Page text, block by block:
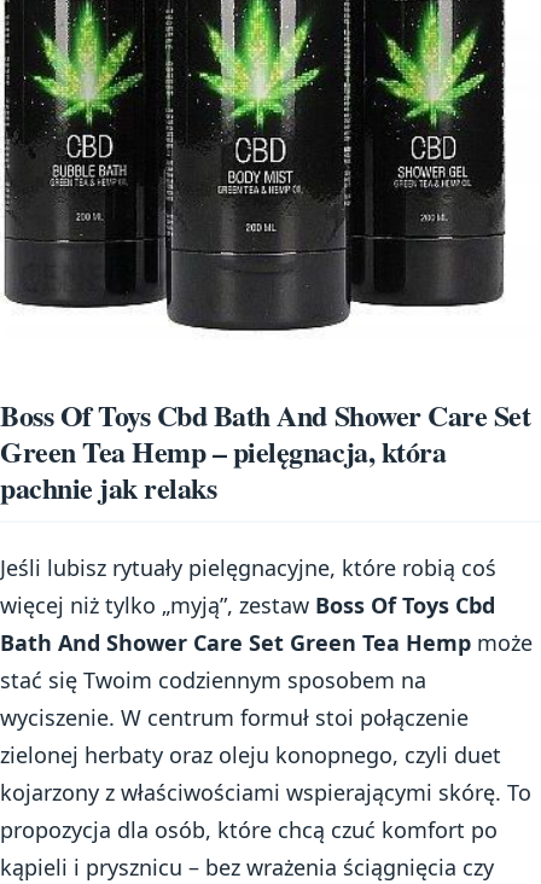
Boss Of Toys Cbd Bath And Shower Care Set
Green Tea Hemp – pielęgnacja, która
pachnie jak relaks
Jeśli lubisz rytuały pielęgnacyjne, które robią coś
więcej niż tylko „myją”, zestaw Boss Of Toys Cbd
Bath And Shower Care Set Green Tea Hemp może
stać się Twoim codziennym sposobem na
wyciszenie. W centrum formuł stoi połączenie
zielonej herbaty oraz oleju konopnego, czyli duet
kojarzony z właściwościami wspierającymi skórę. To
propozycja dla osób, które chcą czuć komfort po
kąpieli i prysznicu – bez wrażenia ściągnięcia czy